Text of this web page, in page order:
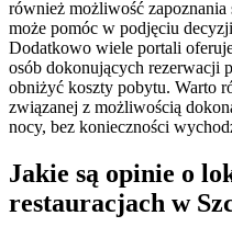
również możliwość
może pomóc w podjęciu
Dodatkowo wiele portali
osób dokonujących rezerwacji
obniżyć koszty pobytu. Warto
związanej z możliwością
nocy, bez konieczności
Jakie są opinie o
restauracjach w